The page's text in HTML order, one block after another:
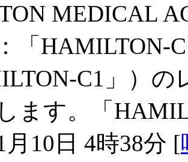
MEDICAL
「HAMILTON-
C1」）
ます。「
月10日 4時38分 [